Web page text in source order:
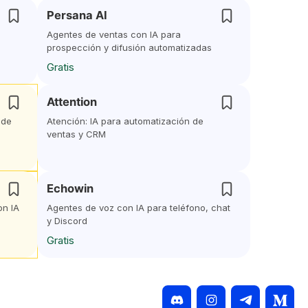
Persana AI
Agentes de ventas con IA para
prospección y difusión automatizadas
Gratis
Attention
Atención: IA para automatización de
ventas y CRM
IA
Echowin
Agentes de voz con IA para teléfono, chat
y Discord
Gratis